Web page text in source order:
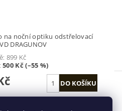
na noční optiku odstřelovací
DRAGUNOV
899 Kč
:500 Kč (–55 %)